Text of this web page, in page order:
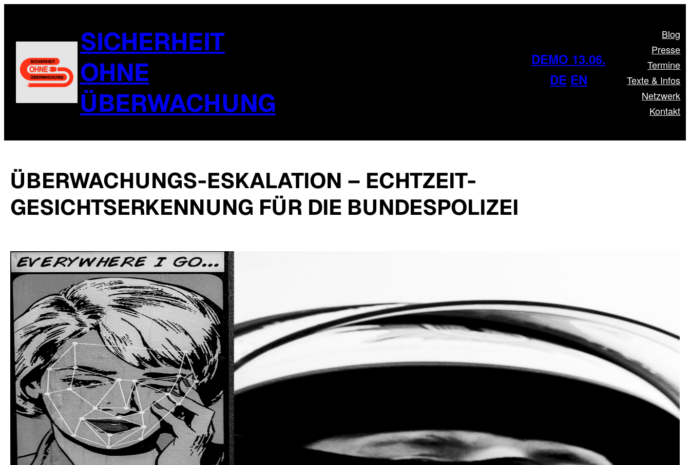
SICHERHEIT
OHNE
ÜBERWACHUNG
DEMO 13.06.
DE EN
Blog
Presse
Termine
Texte & Infos
Netzwerk
Kontakt
ÜBERWACHUNGS-ESKALATION – ECHTZEIT-
GESICHTSERKENNUNG FÜR DIE BUNDESPOLIZEI